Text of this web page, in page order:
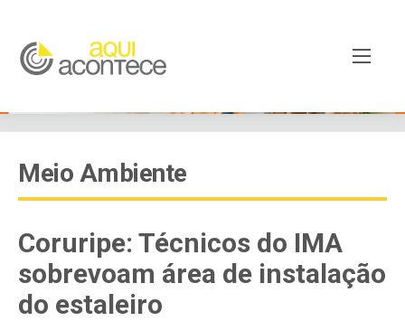
Meio Ambiente
Coruripe: Técnicos do IMA
sobrevoam área de instalação
do estaleiro